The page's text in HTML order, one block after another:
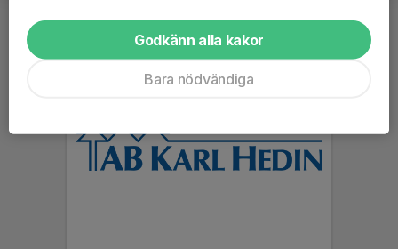
Godkänn alla kakor
Bara nödvändiga